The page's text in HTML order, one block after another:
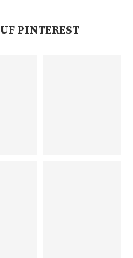
PINTEREST